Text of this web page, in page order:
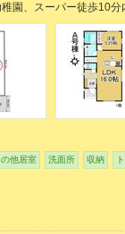
稚園、スーパー徒歩
の他居室 洗面所 収納